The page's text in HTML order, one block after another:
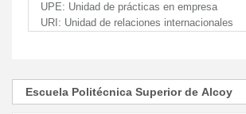
UPE: Unidad de prácticas en empresa
URI: Unidad de relaciones internacionales